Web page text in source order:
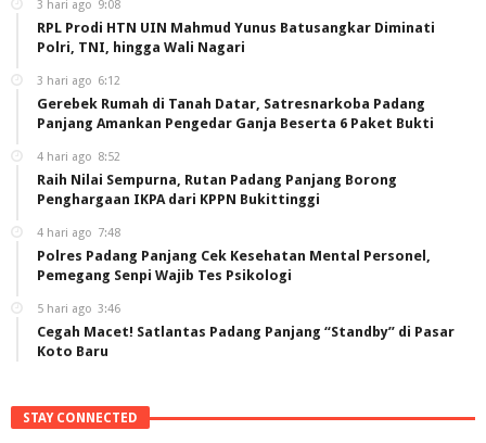
3 hari ago 9:08
RPL Prodi HTN UIN Mahmud Yunus Batusangkar Diminati
Polri, TNI, hingga Wali Nagari
3 hari ago 6:12
Gerebek Rumah di Tanah Datar, Satresnarkoba Padang
Panjang Amankan Pengedar Ganja Beserta 6 Paket Bukti
4 hari ago 8:52
Raih Nilai Sempurna, Rutan Padang Panjang Borong
Penghargaan IKPA dari KPPN Bukittinggi
4 hari ago 7:48
Polres Padang Panjang Cek Kesehatan Mental Personel,
Pemegang Senpi Wajib Tes Psikologi
5 hari ago 3:46
Cegah Macet! Satlantas Padang Panjang “Standby” di Pasar
Koto Baru
STAY CONNECTED